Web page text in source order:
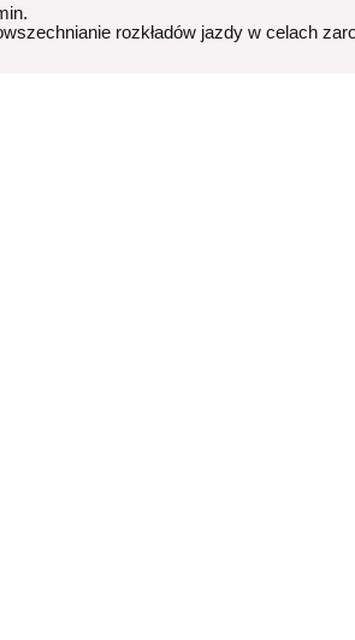
rozkładów jazdy w celach